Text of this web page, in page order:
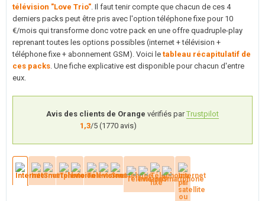
télévision "Love Trio". Il faut tenir compte que chacun de ces 4
derniers packs peut être pris avec l'option téléphone fixe pour 10
€/mois qui transforme donc votre pack en une offre quadruple-play
reprenant toutes les options possibles (internet + télévision +
téléphone fixe + abonnement GSM). Voici le tableau récapitulatif de
ces packs. Une fiche explicative est disponible pour chacun d'entre
eux.
Avis des clients de Orange vérifiés parTrustpilot
1,3/5 (1770avis)